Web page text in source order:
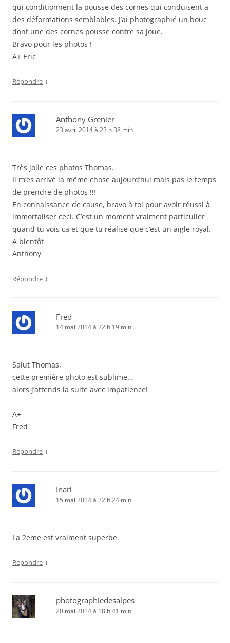
qui conditionnent la pousse des cornes qui conduisent a
des déformations semblables. J’ai photographié un bouc
dont une des cornes pousse contre sa joue.
Bravo pour les photos !
A+ Eric
Répondre ↓
Anthony Grenier
23 avril 2014 à 23 h 38 min
Très jolie ces photos Thomas.
Il m’es arrivé la même chose aujourd’hui mais pas le temps
de prendre de photos !!!
En connaissance de cause, bravo à toi pour avoir réussi à
immortaliser ceci. C’est un moment vraiment particulier
quand tu vois ca et que tu réalise que c’est un aigle royal.
A bientôt
Anthony
Répondre ↓
Fred
14 mai 2014 à 22 h 19 min
Salut Thomas,
cette première photo est sublime…
alors j’attends la suite avec impatience!
A+
Fred
Répondre ↓
Inari
15 mai 2014 à 22 h 24 min
La 2eme est vraiment superbe.
Répondre ↓
photographiedesalpes
20 mai 2014 à 18 h 41 min